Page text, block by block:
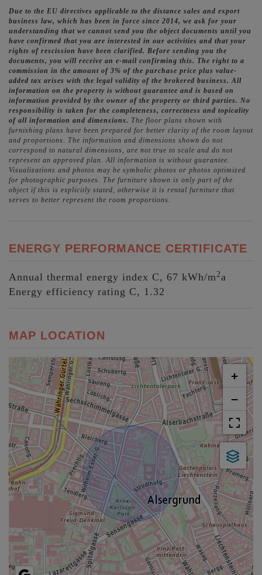
Due to the EU directives applicable to the distance sales and export
business law, which has been in force since 2014, we ask for your
understanding that we cannot send you the object documents until you
have confirmed that you are interested in our activities and that your
rights of rescission have been clarified. Before sending you the
documents, you will receive an e-mail confirming this. The right to a
commission in the amount of 3% of the purchase price plus value-
added tax arises with the legal validity of the brokered business. All
information on the property is without guarantee and is based on
information provided by the owner of the property or third parties. No
responsibility is taken for the completeness, correctness and topicality
of all information and dimensions. The floor plans shown with
furnishing plans have been prepared for better clarity of the room layout
and proportions. The information and dimensions shown do not
correspond to natural dimensions, are not true to scale and do not
represent an approved plan. All information is without guarantee.
Visualizations and photos may be symbolic photos or photos optimized
for photographic purposes. The furniture shown is only part of the
object if this is explicitly stated, otherwise it is rental furniture that
serves to better represent the room proportions.
ENERGY PERFORMANCE CERTIFICATE
Annual thermal energy index C, 67 kWh/m2a
Energy efficiency rating C, 1.32
MAP LOCATION
+
−